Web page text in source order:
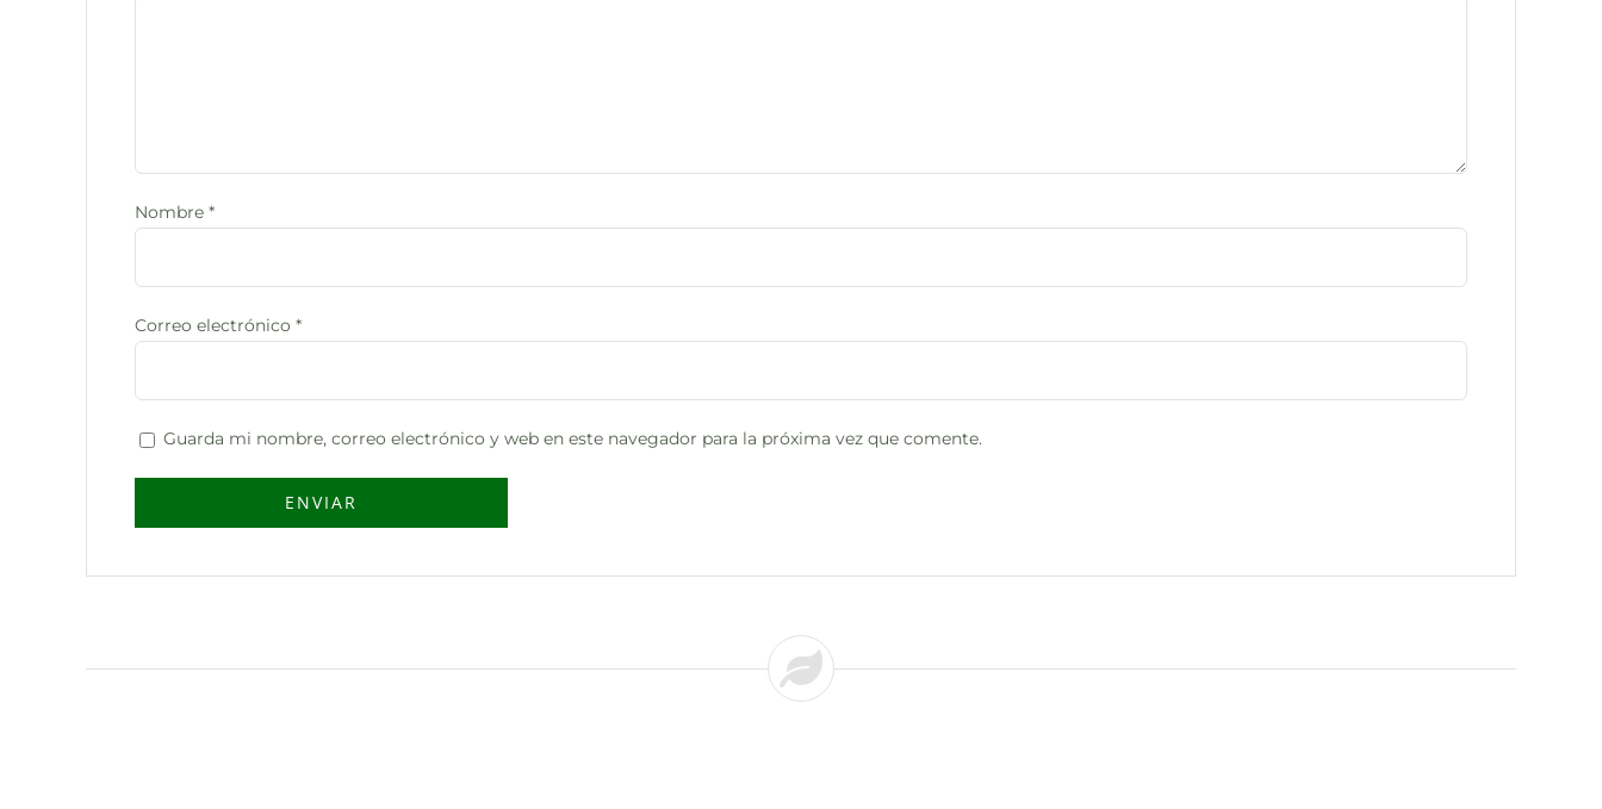
Nombre *
Correo electrónico *
Guarda mi nombre, correo electrónico y web en este navegador para la próxima vez que comente.